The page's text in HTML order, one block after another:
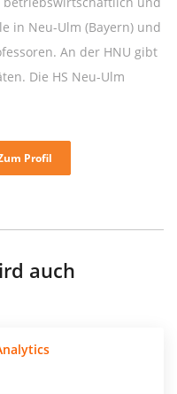
in Neu-Ulm (Bayern) und
An der HNU gibt
Die HS Neu-Ulm
Profil
auch